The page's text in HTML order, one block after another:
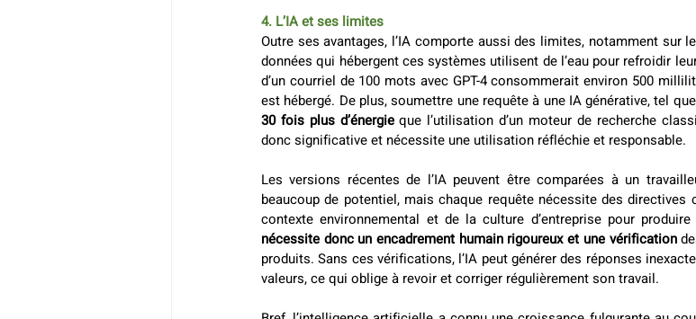
4. L’IA et ses limites
Outre ses avantages, l’IA comporte aussi des limites, notamment sur
données qui hébergent ces systèmes utilisent de l’eau pour refroidir
d’un courriel de 100 mots avec GPT-4 consommerait environ 500
30 fois plus d’énergie que l’utilisation d’un moteur de recherche
donc significative et nécessite une utilisation réfléchie et responsable.
Les versions récentes de l’IA peuvent être comparées à un
beaucoup de potentiel, mais chaque requête nécessite des directives
contexte environnemental et de la culture d’entreprise pour
nécessite donc un encadrement humain rigoureux et une vérification
produits. Sans ces vérifications, l’IA peut générer des réponses
valeurs, ce qui oblige à revoir et corriger régulièrement son travail.